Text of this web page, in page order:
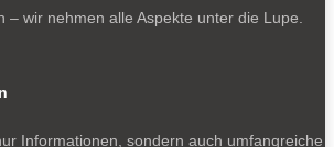
– wir nehmen alle Aspekte unter die Lupe.
Informationen, sondern auch umfangreiche